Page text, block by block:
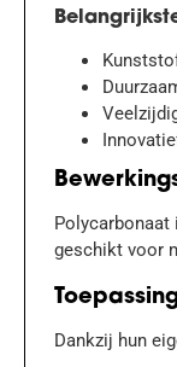
Polycarbonaat
geschikt voor
Dankzij hun